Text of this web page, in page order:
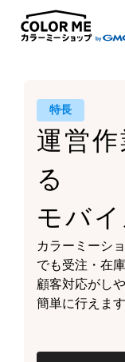
特長
運営
る
モバ
カラーミーシ
でも受注・在
顧客対応がし
簡単に行えます